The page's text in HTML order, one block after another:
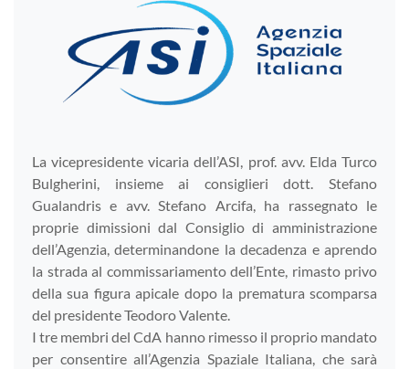
La vicepresidente vicaria dell’ASI, prof. avv. Elda Turco
Bulgherini, insieme ai consiglieri dott. Stefano
Gualandris e avv. Stefano Arcifa, ha rassegnato le
proprie dimissioni dal Consiglio di amministrazione
dell’Agenzia, determinandone la decadenza e aprendo
la strada al commissariamento dell’Ente, rimasto privo
della sua figura apicale dopo la prematura scomparsa
del presidente Teodoro Valente.
I tre membri del CdA hanno rimesso il proprio mandato
per consentire all’Agenzia Spaziale Italiana, che sarà